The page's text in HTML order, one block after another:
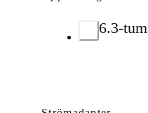
6.3-tum